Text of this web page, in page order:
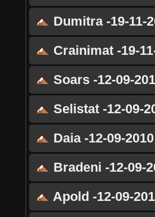
Dumitra -19-11-
Crainimat -19-
Soars -12-09-
Selistat -12-09-
Daia -12-09-2010
Bradeni -12-09-
Apold -12-09-